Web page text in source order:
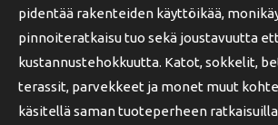
pidentää rakenteiden käyttöikää,
pinnoiteratkaisu tuo sekä joustavuutta
kustannustehokkuutta. Katot, sokkelit,
terassit, parvekkeet ja monet muut
käsitellä saman tuoteperheen